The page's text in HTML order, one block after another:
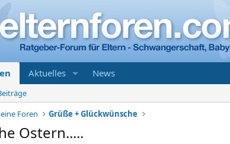
Aktuelles News
Foren
Grüße + Glückwünsche
Ostern.....